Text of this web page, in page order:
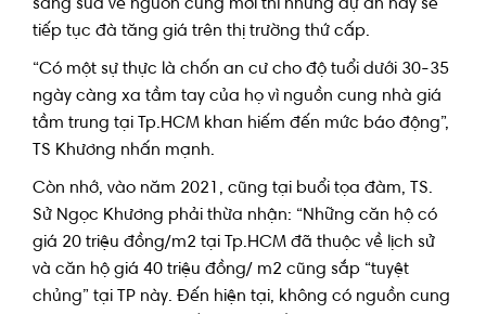
sáng sủa về nguồn cung mới thì những dự án này sẽ
tiếp tục đà tăng giá trên thị trường thứ cấp.
“Có một sự thực là chốn an cư cho độ tuổi dưới 30-35
ngày càng xa tầm tay của họ vì nguồn cung nhà giá
tầm trung tại Tp.HCM khan hiếm đến mức báo động”,
TS Khương nhấn mạnh.
Còn nhớ, vào năm 2021, cũng tại buổi tọa đàm, TS.
Sử Ngọc Khương phải thừa nhận: “Những căn hộ có
giá 20 triệu đồng/m2 tại Tp.HCM đã thuộc về lịch sử
và căn hộ giá 40 triệu đồng/ m2 cũng sắp “tuyệt
chủng” tại TP này. Đến hiện tại, không có nguồn cung